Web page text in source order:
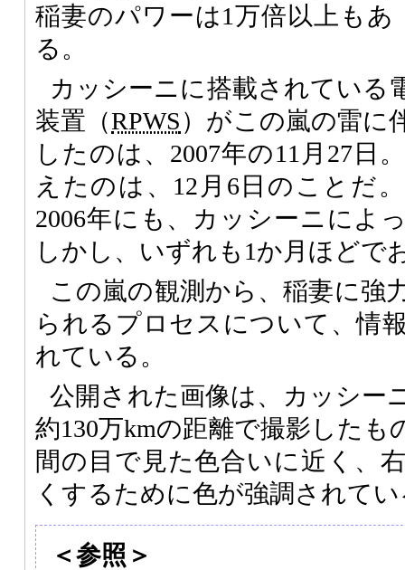
稲妻のパワーは1万倍以上もあ
る。
カッシーニに搭載されている
装置（RPWS）がこの嵐の雷に
したのは、2007年の11月27日
えたのは、12月6日のことだ
2006年にも、カッシーニによ
しかし、いずれも1か月ほどで
この嵐の観測から、稲妻に強
られるプロセスについて、情
れている。
公開された画像は、カッシー
約130万kmの距離で撮影したも
間の目で見た色合いに近く、
くするために色が強調されて
＜参照＞